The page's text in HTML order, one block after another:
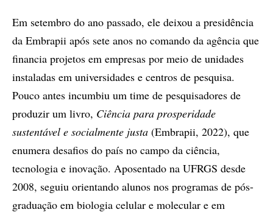
Em setembro do ano passado, ele deixou a presidência
da Embrapii após sete anos no comando da agência que
financia projetos em empresas por meio de unidades
instaladas em universidades e centros de pesquisa.
Pouco antes incumbiu um time de pesquisadores de
produzir um livro, Ciência para prosperidade
sustentável e socialmente justa (Embrapii, 2022), que
enumera desafios do país no campo da ciência,
tecnologia e inovação. Aposentado na UFRGS desde
2008, seguiu orientando alunos nos programas de pós-
graduação em biologia celular e molecular e em